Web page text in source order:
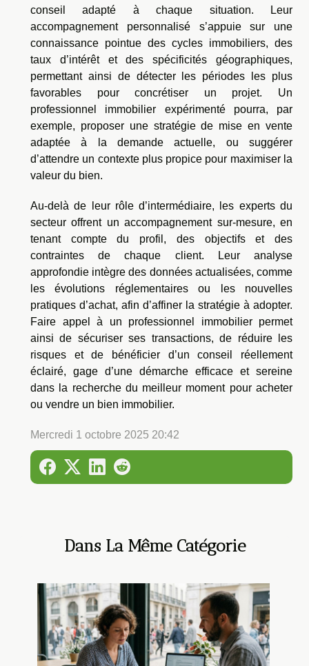
Dans La Même Catégorie
conseil adapté à chaque situation. Leur
accompagnement personnalisé s’appuie sur une
connaissance pointue des cycles immobiliers, des
taux d’intérêt et des spécificités géographiques,
permettant ainsi de détecter les périodes les plus
favorables pour concrétiser un projet. Un
professionnel immobilier expérimenté pourra, par
exemple, proposer une stratégie de mise en vente
adaptée à la demande actuelle, ou suggérer
d’attendre un contexte plus propice pour maximiser la
valeur du bien.
Au-delà de leur rôle d’intermédiaire, les experts du
secteur offrent un accompagnement sur-mesure, en
tenant compte du profil, des objectifs et des
contraintes de chaque client. Leur analyse
approfondie intègre des données actualisées, comme
les évolutions réglementaires ou les nouvelles
pratiques d’achat, afin d’affiner la stratégie à adopter.
Faire appel à un professionnel immobilier permet
ainsi de sécuriser ses transactions, de réduire les
risques et de bénéficier d’un conseil réellement
éclairé, gage d’une démarche efficace et sereine
dans la recherche du meilleur moment pour acheter
ou vendre un bien immobilier.
Mercredi 1 octobre 2025 20:42